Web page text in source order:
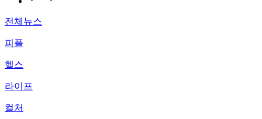
전체뉴스
피플
헬스
라이프
컬처